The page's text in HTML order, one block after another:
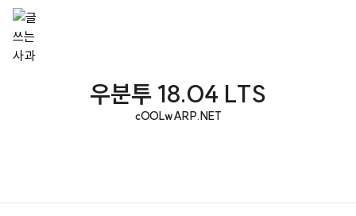
우분투 18.04 LTS
cOOLwARP.NET